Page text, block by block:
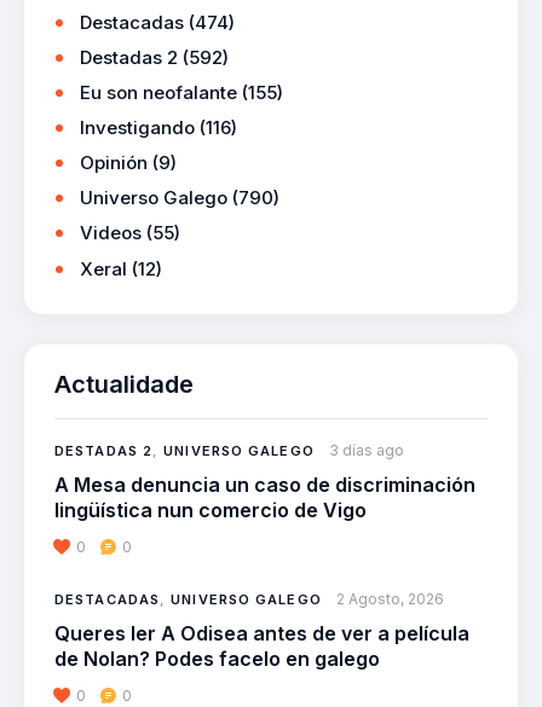
Destacadas (474)
Destadas 2 (592)
Eu son neofalante (155)
Investigando (116)
Opinión (9)
Universo Galego (790)
Videos (55)
Xeral (12)
Actualidade
DESTADAS 2 ,UNIVERSO GALEGO 3 días ago
A Mesa denuncia un caso de discriminación
lingüística nun comercio de Vigo
0 0
DESTACADAS ,UNIVERSO GALEGO 2 Agosto, 2026
Queres ler A Odisea antes de ver a película
de Nolan? Podes facelo en galego
0 0